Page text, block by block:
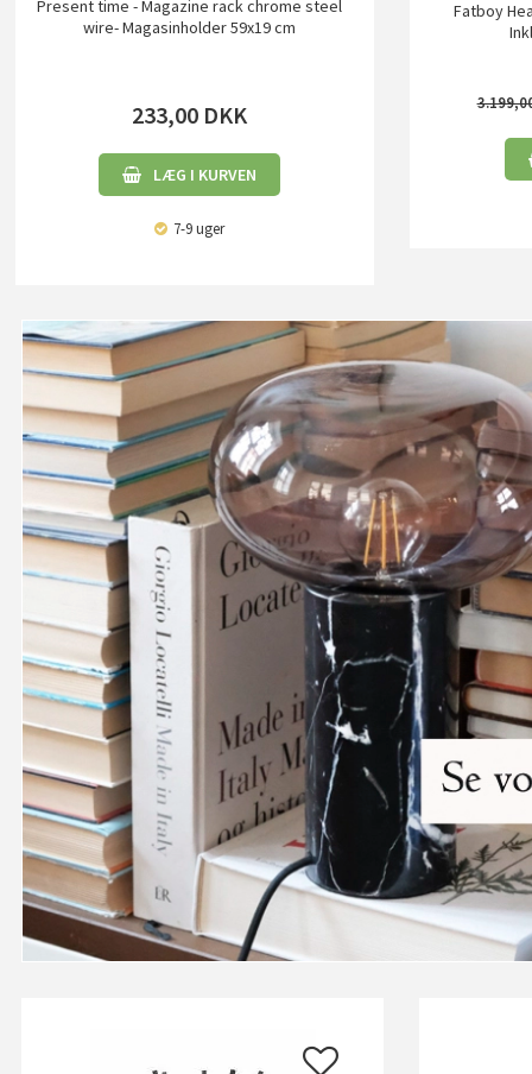
Present time - Magazine rack chrome steel
wire- Magasinholder 59x19 cm
233,00 DKK
LÆG I KURVEN
7-9 uger
Fatboy